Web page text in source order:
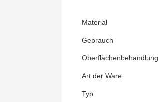
Material
Gebrauch
Oberflächenbehandlung
Art der Ware
Typ